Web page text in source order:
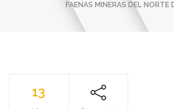
FAENAS MINERAS DEL NORTE
13